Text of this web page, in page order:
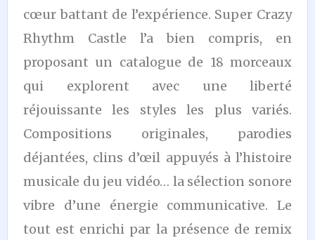
cœur battant de l’expérience. Super Crazy
Rhythm Castle l’a bien compris, en
proposant un catalogue de 18 morceaux
qui explorent avec une liberté
réjouissante les styles les plus variés.
Compositions originales, parodies
déjantées, clins d’œil appuyés à l’histoire
musicale du jeu vidéo… la sélection sonore
vibre d’une énergie communicative. Le
tout est enrichi par la présence de remix